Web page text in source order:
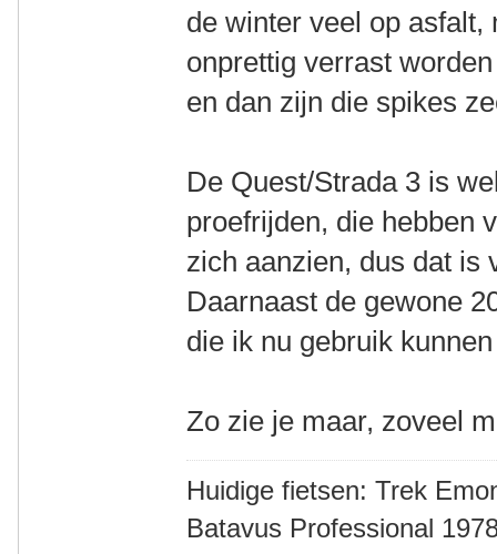
de winter veel op
onprettig verrast
en dan zijn die spikes
De Quest/Strada 3 is
proefrijden, die hebben
zich aanzien, dus dat is
Daarnaast de gewone
die ik nu gebruik
Zo zie je maar, zoveel
Huidige fietsen: Trek
Batavus Professional